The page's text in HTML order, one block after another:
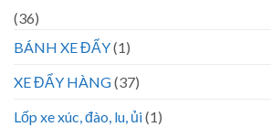
(36)
BÁNH XE ĐẨY(1)
XE ĐẨY HÀNG(37)
Lốp xe xúc, đào, lu, ủi(1)